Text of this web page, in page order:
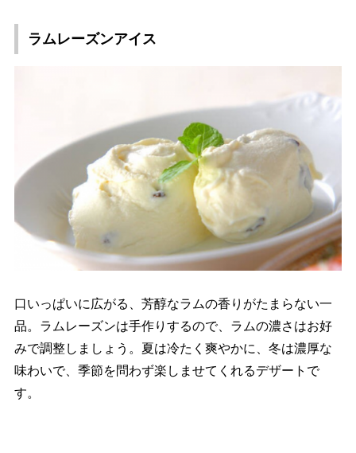
ラムレーズンアイス
口いっぱいに広がる、芳醇なラムの香りがたまらない一
品。ラムレーズンは手作りするので、ラムの濃さはお好
みで調整しましょう。夏は冷たく爽やかに、冬は濃厚な
味わいで、季節を問わず楽しませてくれるデザートで
す。